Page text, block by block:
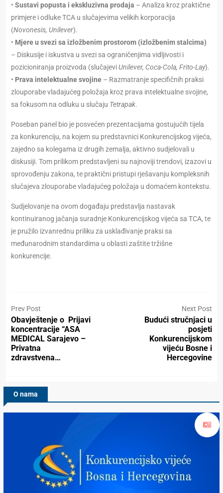
• Sustavi popusta i ekskluzivna prodaja – Analiza kroz praktične
primjere i odluke TCA u slučajevima velikih korporacija
(Novonesis, Unilever).
• Mjere u svezi sa izložbenim prostorom (izložbenim stalcima)
– Diskusije i iskustva u svezi sa ograničenjima vidljivosti i
pozicioniranja proizvoda (slučajeviUnilever, Coca-Cola, Frito-Lay).
• Prava intelektualne svojine – Razmatranje specifičnih praksi
zlouporabe vladajućeg položaja kroz prava intelektualne svojine,
sa fokusom na odluku u slučaju Tetrapak.
Poseban panel bio je posvećen prezentacijama gostujućih tijela
za konkurenciju, na kojem su predstavnici Konkurencijskog vijeća,
zajedno sa kolegama iz drugih zemalja, aktivno sudjelovali u
diskusiji. Tom prilikom predstavljeni su najnoviji trendovi, izazovi u
sprovođenju zakona, te praktični pristupi rješavanju kompleksnih
slučajeva zlouporabe vladajućeg položaja u domaćem kontekstu.
Sudjelovanje na ovom događaju predstavlja nastavak
kontinuiranog jačanja suradnje Konkurencijskog vijeća sa TCA, te
je pružilo izvanrednu priliku za usklađivanje praksi sa
međunarodnim standardima u oblasti zaštite tržišne
konkurencije.
Prev Post
Obavještenje o Prijavi
koncentracije “ASA
MEDICAL Sarajevo –
Privatna
zdravstvena…
Next Post
Budući stručnjaci u
posjeti
Konkurencijskom
vijeću Bosne i
Hercegovine
O nama